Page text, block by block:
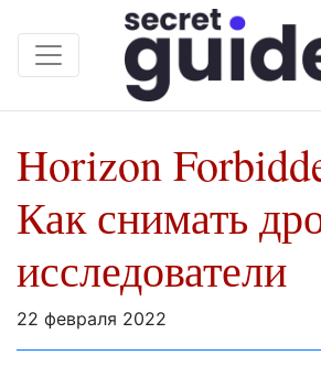
Horizon
Как снимать
исследователи
22 февраля 2022